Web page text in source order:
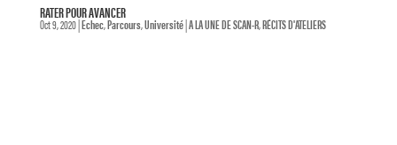
RATER POUR AVANCER
Oct 9, 2020|Echec,Parcours,Université|A LA UNE DE SCAN-R,RÉCITS D'ATELIERS